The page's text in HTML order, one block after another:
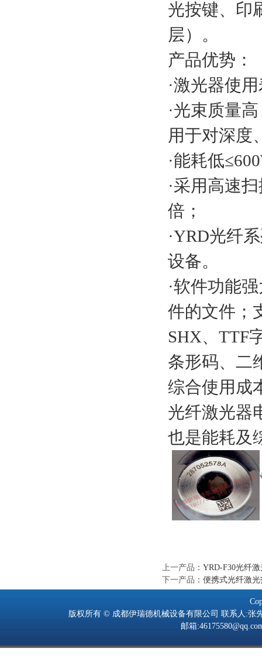
光按键、印
层）。
产品优势：
·激光器使
·光束质量
用于对深度
·能耗低
·采用高速
倍；
·YRD光纤
设备。
·软件功能
件的文件；
SHX、TTF
条形码、二
综合使用
光纤激光器
也是能耗及
上一产品 ： YRD-F30光纤
下一产品 ： 便携式光纤激
版权所有 © 成都伊瑞德机械设备有限公司 联系人:张先
邮箱